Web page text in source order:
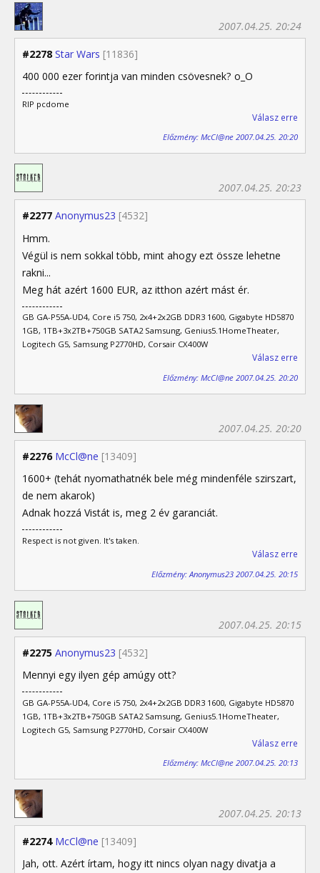
#2278 Star Wars [11836]
2007.04.25. 20:24
400 000 ezer forintja van minden csövesnek? o_O
RIP pcdome
Válasz erre
Előzmény: McCl@ne 2007.04.25. 20:20
#2277 Anonymus23 [4532]
2007.04.25. 20:23
Hmm.
Végül is nem sokkal több, mint ahogy ezt össze lehetne
rakni...
Meg hát azért 1600 EUR, az itthon azért mást ér.
GB GA-P55A-UD4, Core i5 750, 2x4+2x2GB DDR3 1600, Gigabyte HD5870
1GB, 1TB+3x2TB+750GB SATA2 Samsung, Genius5.1HomeTheater,
Logitech G5, Samsung P2770HD, Corsair CX400W
Válasz erre
Előzmény: McCl@ne 2007.04.25. 20:20
#2276 McCl@ne [13409]
2007.04.25. 20:20
1600+ (tehát nyomathatnék bele még mindenféle szirszart,
de nem akarok)
Adnak hozzá Vistát is, meg 2 év garanciát.
Respect is not given. It's taken.
Válasz erre
Előzmény: Anonymus23 2007.04.25. 20:15
#2275 Anonymus23 [4532]
2007.04.25. 20:15
Mennyi egy ilyen gép amúgy ott?
GB GA-P55A-UD4, Core i5 750, 2x4+2x2GB DDR3 1600, Gigabyte HD5870
1GB, 1TB+3x2TB+750GB SATA2 Samsung, Genius5.1HomeTheater,
Logitech G5, Samsung P2770HD, Corsair CX400W
Válasz erre
Előzmény: McCl@ne 2007.04.25. 20:13
#2274 McCl@ne [13409]
2007.04.25. 20:13
Jah, ott. Azért írtam, hogy itt nincs olyan nagy divatja a